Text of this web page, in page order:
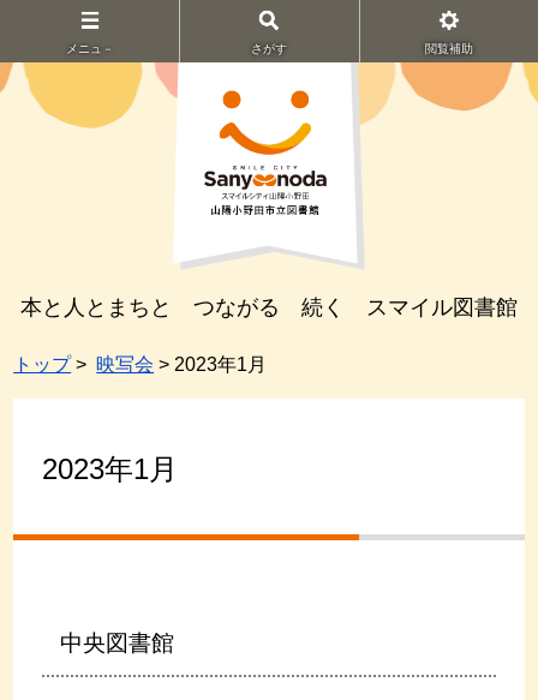
メニュ－ さがす 閲覧補助
本と人とまちと つながる 続く スマイル図書館
トップ> 映写会 > 2023年1月
2023年1月
中央図書館